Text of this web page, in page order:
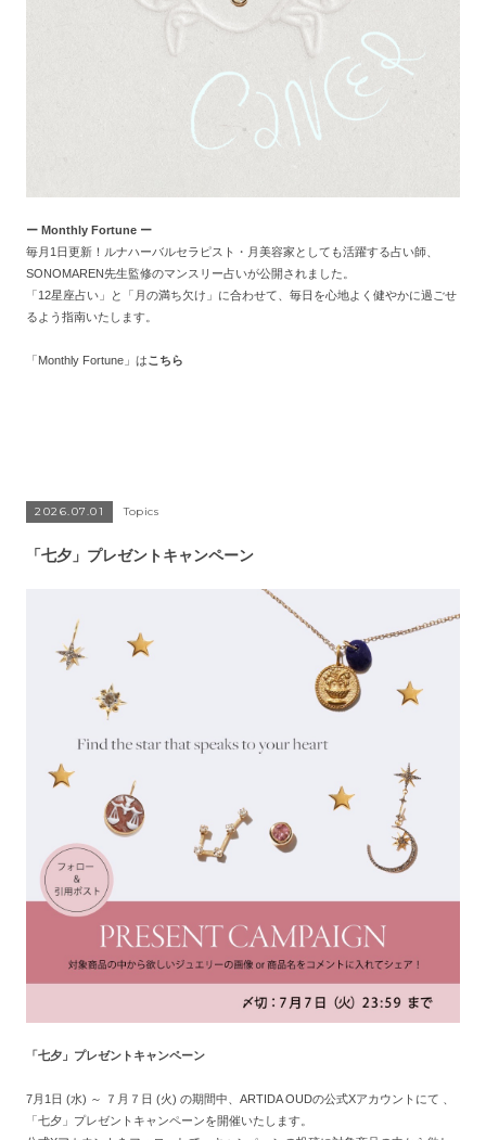
ー Monthly Fortune ー
毎月1日更新！ルナハーバルセラピスト・月美容家としても活躍する占い師、
SONOMAREN先生監修のマンスリー占いが公開されました。
「12星座占い」と「月の満ち欠け」に合わせて、毎日を心地よく健やかに過ごせ
るよう指南いたします。
「Monthly Fortune」はこちら
2026.07.01 Topics
「七夕」プレゼントキャンペーン
「七夕」 プレゼントキャンペーン
7月 1 日 (水) ～ ７ 月 ７ 日 (火) の期間中、ARTIDA OUDの公式Xアカウントにて
「七夕」 プレゼントキャンペーンを開催いたします。